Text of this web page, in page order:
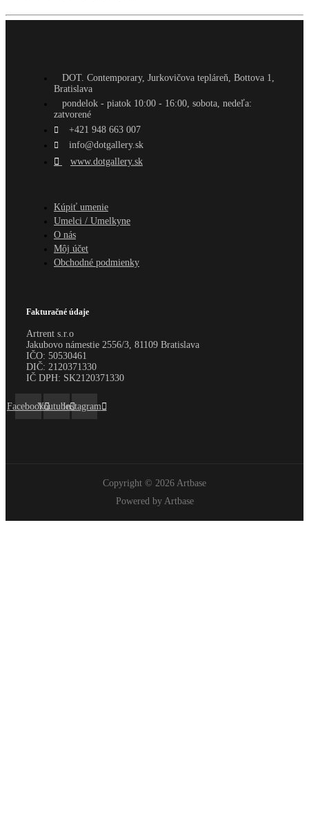
DOT. Contemporary, Jurkovičova tepláreň, Bottova 1,
Bratislava
pondelok - piatok 10:00 - 16:00, sobota, nedeľa:
zatvorené
+421 948 663 007
info@dotgallery.sk
www.dotgallery.sk
Kúpiť umenie
Umelci / Umelkyne
O nás
Môj účet
Obchodné podmienky
Fakturačné údaje
Artrent s.r.o
Jakubovo námestie 2556/3, 81109 Bratislava
IČO: 50530461
DIČ: 2120371330
IČ DPH: SK2120371330
FacebookYoutubeInstagram
Copyright © 2026 Artbase
Powered by Artbase